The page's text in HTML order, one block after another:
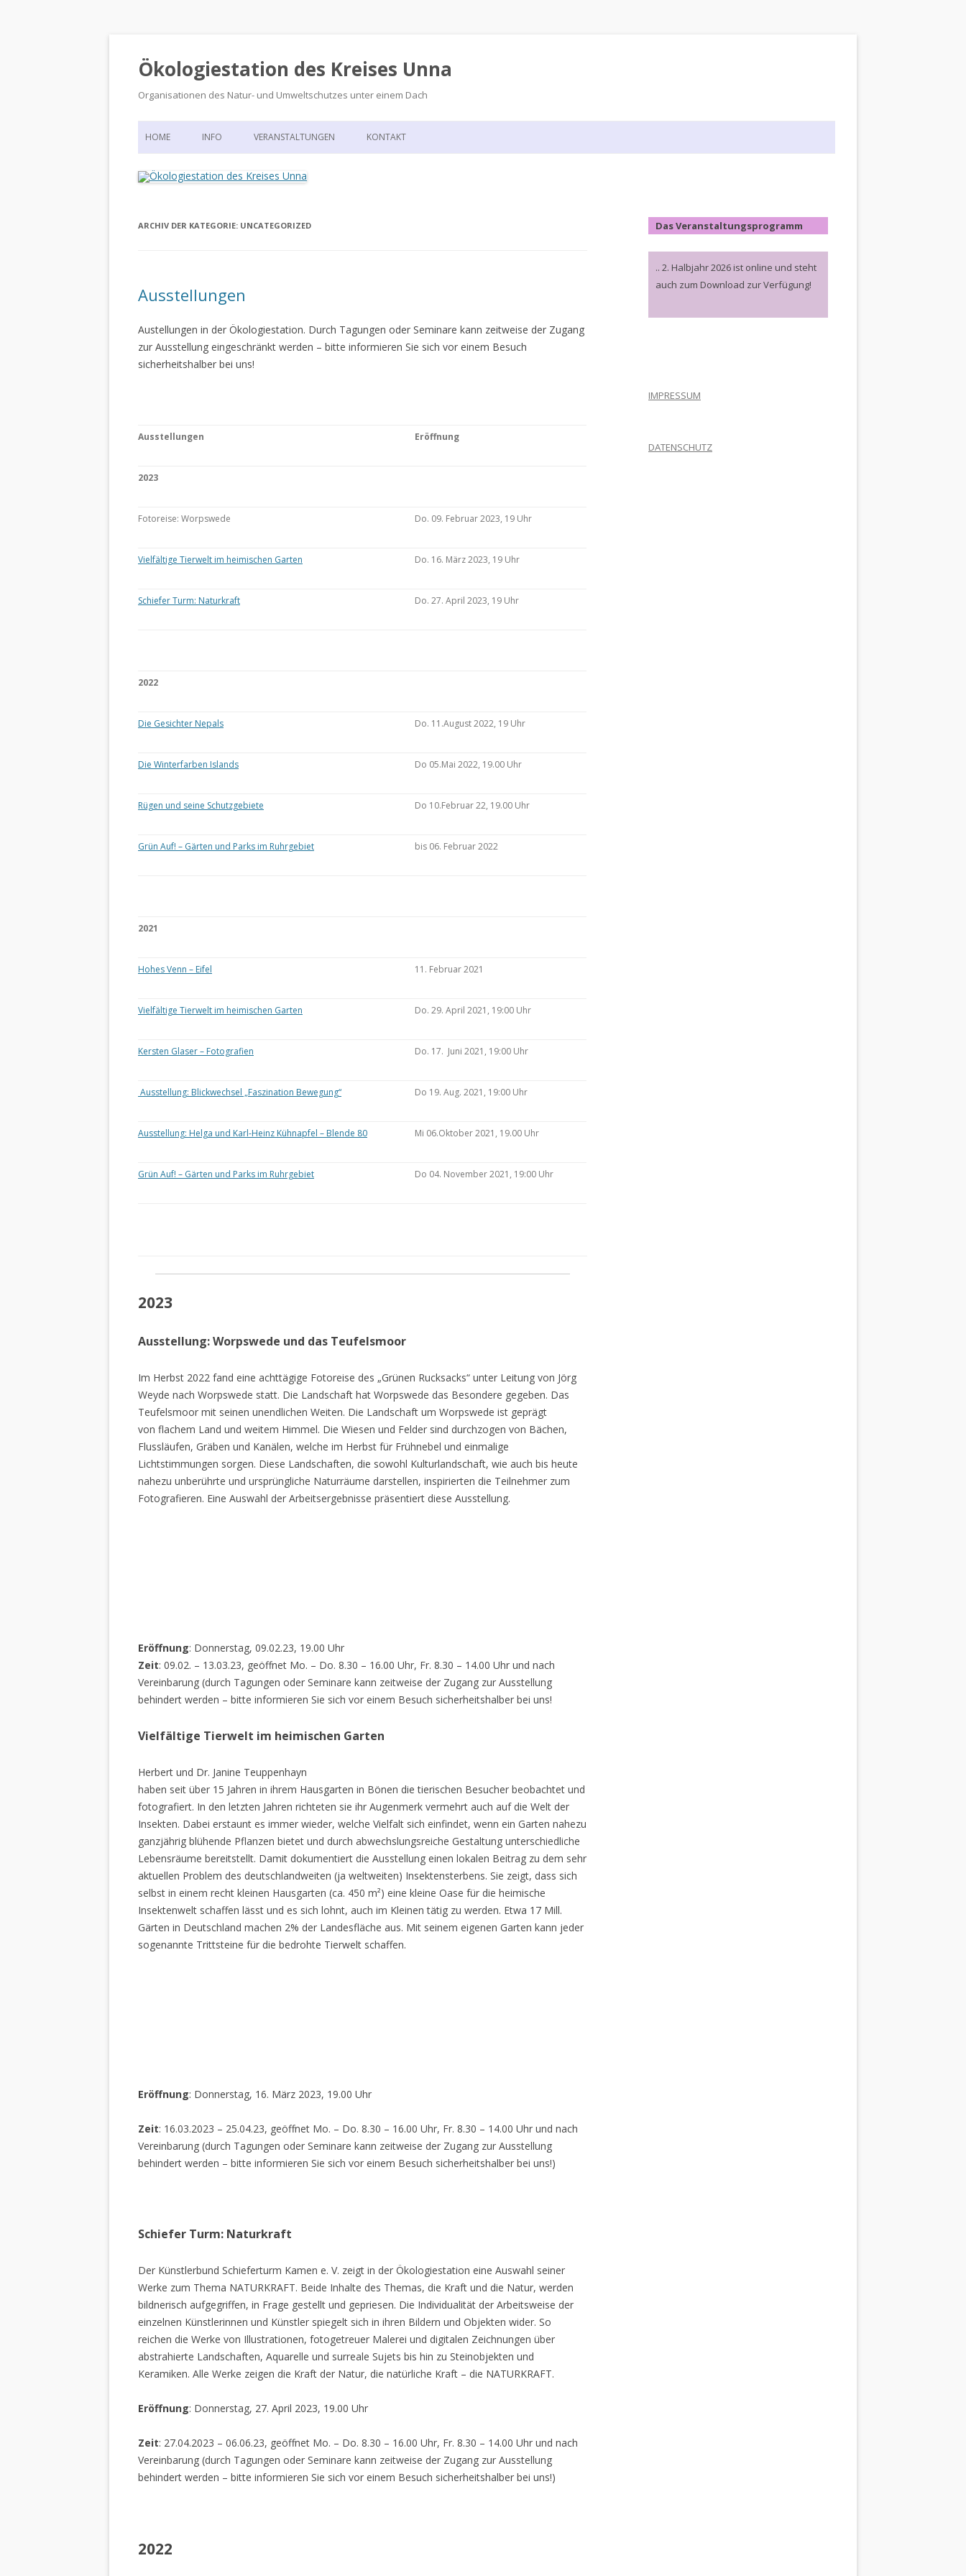
Ökologiestation des Kreises Unna
Organisationen des Natur- und Umweltschutzes unter einem Dach
Zum
HOME INFO VERANSTALTUNGEN KONTAKT
ARCHIV DER KATEGORIE: UNCATEGORIZED
Ausstellungen
Austellungen in der Ökologiestation. Durch Tagungen oder Seminare kann zeitweise der Zugang
zur Ausstellung eingeschränkt werden – bitte informieren Sie sich vor einem Besuch
sicherheitshalber bei uns!
Ausstellungen Eröffnung
2023
Fotoreise: Worpswede Do. 09. Februar 2023, 19 Uhr
Vielfältige Tierwelt im heimischen Garten Do. 16. März 2023, 19 Uhr
Schiefer Turm: Naturkraft Do. 27. April 2023, 19 Uhr
2022
Die Gesichter Nepals Do. 11.August 2022, 19 Uhr
Die Winterfarben Islands Do 05.Mai 2022, 19.00 Uhr
Rügen und seine Schutzgebiete Do 10.Februar 22, 19.00 Uhr
Grün Auf! – Gärten und Parks im Ruhrgebiet bis 06. Februar 2022
2021
Hohes Venn – Eifel 11. Februar 2021
Vielfältige Tierwelt im heimischen Garten Do. 29. April 2021, 19:00 Uhr
Kersten Glaser – Fotografien Do. 17. Juni 2021, 19:00 Uhr
Ausstellung: Blickwechsel „Faszination Bewegung“ Do 19. Aug. 2021, 19:00 Uhr
Ausstellung: Helga und Karl-Heinz Kühnapfel – Blende 80 Mi 06.Oktober 2021, 19.00 Uhr
Grün Auf! – Gärten und Parks im Ruhrgebiet Do 04. November 2021, 19:00 Uhr
2023
Ausstellung: Worpswede und das Teufelsmoor
Im Herbst 2022 fand eine achttägige Fotoreise des „Grünen Rucksacks“ unter Leitung von Jörg
Weyde nach Worpswede statt. Die Landschaft hat Worpswede das Besondere gegeben. Das
Teufelsmoor mit seinen unendlichen Weiten. Die Landschaft um Worpswede ist geprägt
von flachem Land und weitem Himmel. Die Wiesen und Felder sind durchzogen von Bächen,
Flussläufen, Gräben und Kanälen, welche im Herbst für Frühnebel und einmalige
Lichtstimmungen sorgen. Diese Landschaften, die sowohl Kulturlandschaft, wie auch bis heute
nahezu unberührte und ursprüngliche Naturräume darstellen, inspirierten die Teilnehmer zum
Fotografieren. Eine Auswahl der Arbeitsergebnisse präsentiert diese Ausstellung.
Eröffnung: Donnerstag, 09.02.23, 19.00 Uhr
Zeit: 09.02. – 13.03.23, geöffnet Mo. – Do. 8.30 – 16.00 Uhr, Fr. 8.30 – 14.00 Uhr und nach
Vereinbarung (durch Tagungen oder Seminare kann zeitweise der Zugang zur Ausstellung
behindert werden – bitte informieren Sie sich vor einem Besuch sicherheitshalber bei uns!
Vielfältige Tierwelt im heimischen Garten
Herbert und Dr. Janine Teuppenhayn
haben seit über 15 Jahren in ihrem Hausgarten in Bönen die tierischen Besucher beobachtet und
fotografiert. In den letzten Jahren richteten sie ihr Augenmerk vermehrt auch auf die Welt der
Insekten. Dabei erstaunt es immer wieder, welche Vielfalt sich einfindet, wenn ein Garten nahezu
ganzjährig blühende Pflanzen bietet und durch abwechslungsreiche Gestaltung unterschiedliche
Lebensräume bereitstellt. Damit dokumentiert die Ausstellung einen lokalen Beitrag zu dem sehr
aktuellen Problem des deutschlandweiten (ja weltweiten) Insektensterbens. Sie zeigt, dass sich
selbst in einem recht kleinen Hausgarten (ca. 450 m²) eine kleine Oase für die heimische
Insektenwelt schaffen lässt und es sich lohnt, auch im Kleinen tätig zu werden. Etwa 17 Mill.
Gärten in Deutschland machen 2% der Landesfläche aus. Mit seinem eigenen Garten kann jeder
sogenannte Trittsteine für die bedrohte Tierwelt schaffen.
Eröffnung: Donnerstag, 16. März 2023, 19.00 Uhr
Zeit: 16.03.2023 – 25.04.23, geöffnet Mo. – Do. 8.30 – 16.00 Uhr, Fr. 8.30 – 14.00 Uhr und nach
Vereinbarung (durch Tagungen oder Seminare kann zeitweise der Zugang zur Ausstellung
behindert werden – bitte informieren Sie sich vor einem Besuch sicherheitshalber bei uns!)
Schiefer Turm: Naturkraft
Der Künstlerbund Schieferturm Kamen e. V. zeigt in der Ökologiestation eine Auswahl seiner
Werke zum Thema NATURKRAFT. Beide Inhalte des Themas, die Kraft und die Natur, werden
bildnerisch aufgegriffen, in Frage gestellt und gepriesen. Die Individualität der Arbeitsweise der
einzelnen Künstlerinnen und Künstler spiegelt sich in ihren Bildern und Objekten wider. So
reichen die Werke von Illustrationen, fotogetreuer Malerei und digitalen Zeichnungen über
abstrahierte Landschaften, Aquarelle und surreale Sujets bis hin zu Steinobjekten und
Keramiken. Alle Werke zeigen die Kraft der Natur, die natürliche Kraft – die NATURKRAFT.
Eröffnung: Donnerstag, 27. April 2023, 19.00 Uhr
Zeit: 27.04.2023 – 06.06.23, geöffnet Mo. – Do. 8.30 – 16.00 Uhr, Fr. 8.30 – 14.00 Uhr und nach
Vereinbarung (durch Tagungen oder Seminare kann zeitweise der Zugang zur Ausstellung
behindert werden – bitte informieren Sie sich vor einem Besuch sicherheitshalber bei uns!)
2022
Das Veranstaltungsprogramm
.. 2. Halbjahr 2026 ist online und steht
auch zum Download zur Verfügung!
IMPRESSUM
DATENSCHUTZ